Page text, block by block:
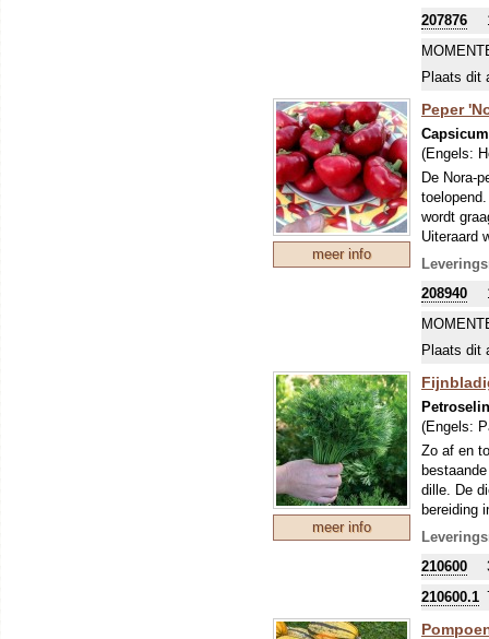
207876
Plaats dit
meer info
Peper
(Engels:
De Nora-
wordt
Uiteraard
Dit was
gezegd
onder hun
kleur te
kabeljauw
208940
Plaats dit
meer info
(Engels:
Zo af en
dille. De
bereiding
dit een
bestand
geheel
210600
210600.1